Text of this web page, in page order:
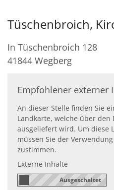
Tüschenbroich,
In Tüschenbroich 128
41844 Wegberg
Empfohlener externer
An dieser Stelle finden Sie
Landkarte, welche über
ausgeliefert wird. Um diese
müssen Sie der
zustimmen.
Externe Inhalte